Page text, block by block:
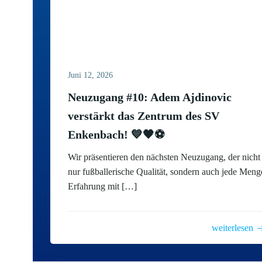
Juni 12, 2026
Neuzugang #10: Adem Ajdinovic
verstärkt das Zentrum des SV
Enkenbach! 💙🖤⚽
Wir präsentieren den nächsten Neuzugang, der nicht
nur fußballerische Qualität, sondern auch jede
Erfahrung mit […]
weiterlesen